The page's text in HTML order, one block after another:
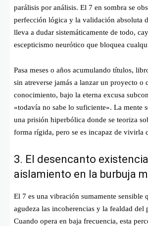
parálisis por análisis. El 7 en sombra se
perfección lógica y la validación absoluta
lleva a dudar sistemáticamente de todo,
escepticismo neurótico que bloquea
Pasa meses o años acumulando títulos,
sin atreverse jamás a lanzar un proyecto o
conocimiento, bajo la eterna excusa
«todavía no sabe lo suficiente». La mente
una prisión hiperbólica donde se teoriza
forma rígida, pero se es incapaz de vivirla
3. El desencanto
aislamiento en la burbuja
El 7 es una vibración sumamente sensible
agudeza las incoherencias y la fealdad del
Cuando opera en baja frecuencia, esta